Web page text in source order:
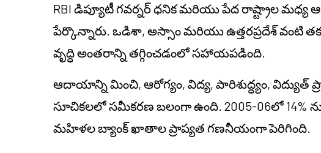
RBI డిప్యూటీ గవర్నర్ ధనిక మరియు పేద రాష్ట్రాల
పేర్కొన్నారు. ఒడిశా, అస్సాం మరియు ఉత్తరప్రదేశ్ వంటి
వృద్ధి అంతరాన్ని తగ్గించడంలో సహాయపడింది.
ఆదాయాన్ని మించి, ఆరోగ్యం, విద్య, పారిశుద్ధ్యం, విద్యుత్
సూచికలలో సమీకరణ బలంగా ఉంది. 2005-06లో 14%
మహిళల బ్యాంక్ ఖాతాల ప్రాప్యత గణనీయంగా పెరిగింది.